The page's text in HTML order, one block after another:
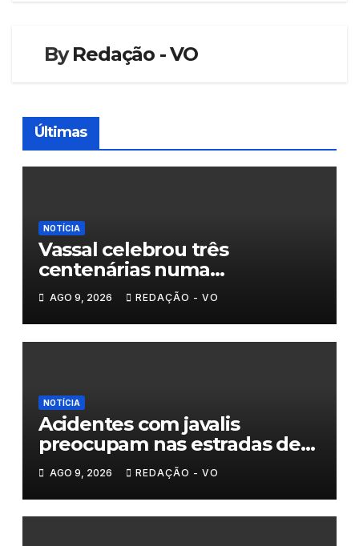
ByRedação - VO
Últimas
NOTÍCIA
Vassal celebrou três
centenárias numa
homenagem a um século de
histórias
AGO 9, 2026 REDAÇÃO - VO
NOTÍCIA
Acidentes com javalis
preocupam nas estradas de
Trás-os-Montes
AGO 9, 2026 REDAÇÃO - VO